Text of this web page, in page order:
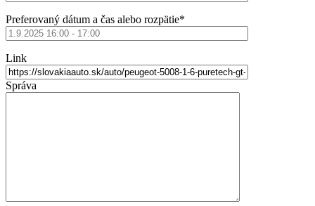
Preferovaný dátum a čas alebo rozpätie*
Link
Správa